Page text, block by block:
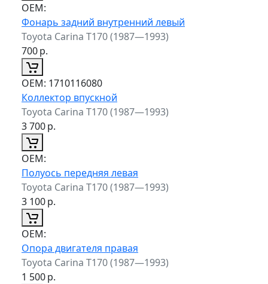
ОЕМ:
Фонарь задний внутренний левый
Toyota Carina T170 (1987—1993)
700р.
ОЕМ: 1710116080
Коллектор впускной
Toyota Carina T170 (1987—1993)
3 700р.
ОЕМ:
Полуось передняя левая
Toyota Carina T170 (1987—1993)
3 100р.
ОЕМ:
Опора двигателя правая
Toyota Carina T170 (1987—1993)
1 500р.